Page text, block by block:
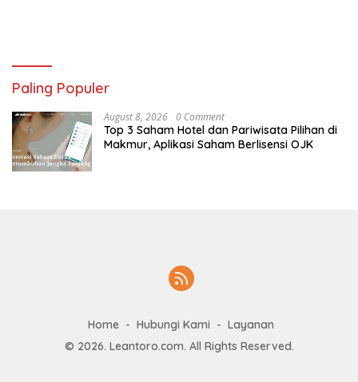
Paling Populer
August 8, 2026 0 Comment
Top 3 Saham Hotel dan Pariwisata Pilihan di
Makmur, Aplikasi Saham Berlisensi OJK
Home Hubungi Kami
Layanan
© 2026. Leantoro.com. All Rights Reserved.